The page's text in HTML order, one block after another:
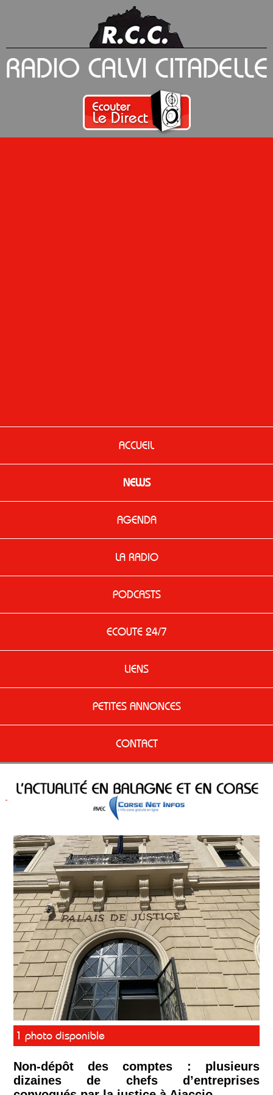
ACCUEIL
NEWS
AGENDA
LA RADIO
PODCASTS
ECOUTE 24/7
LIENS
PETITES ANNONCES
CONTACT
1 photo disponible
Non-dépôt des comptes : plusieurs
dizaines de chefs d’entreprises